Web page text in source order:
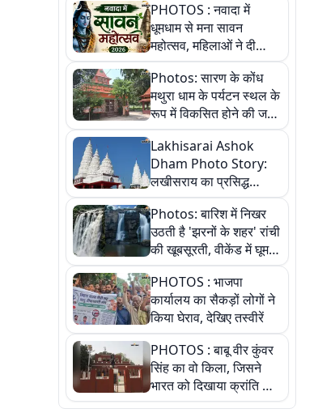
PHOTOS : नवादा में
धूमधाम से मना सावन
महोत्सव, महिलाओं ने दी
सांस्कृतिक प्रस्तुतियां
Photos: सारण के कोंध
मथुरा धाम के पर्यटन स्थल के
रूप में विकसित होने की जगी
आस, 9 तस्वीरों में देखें पूरी
कहानी
Lakhisarai Ashok
Dham Photo Story:
लखीसराय का प्रसिद्ध
अशोक धाम—आस्था,
श्रृंगार, अनुष्ठान और
अलौकिक संध्या आरती के
विहंगम दृश्य
Photos: बारिश में निखर
उठती है 'झरनों के शहर' रांची
की खूबसूरती, वीकेंड में घूम
आएं ये 5 वादियां
PHOTOS : भाजपा
कार्यालय का सैकड़ों लोगों ने
किया घेराव, देखिए तस्वीरें
PHOTOS : बाबू वीर कुंवर
सिंह का वो किला, जिसने
भारत को दिखाया क्रांति का
रास्ता: तस्वीरों में देखिए